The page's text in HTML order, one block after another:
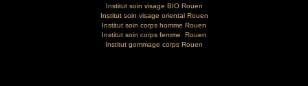
Institut soin visage BIO Rouen
Institut soin visage oriental Rouen
Institut soin corps homme Rouen
Institut soin corps femme Rouen
Institut gommage corps Rouen